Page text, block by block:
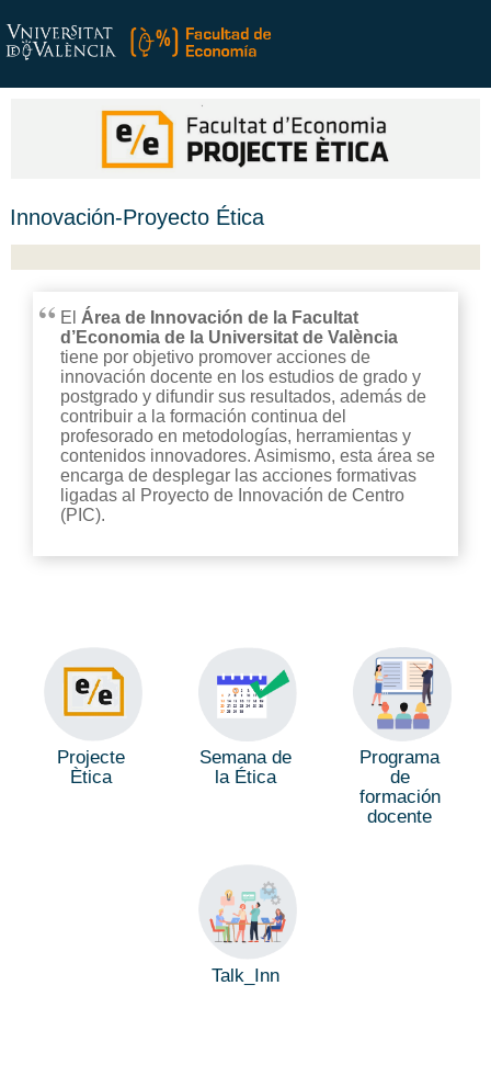
Innovación-Proyecto Ética
El Área de Innovación de la Facultat
d’Economia de la Universitat de València
tiene por objetivo promover acciones de
innovación docente en los estudios de grado y
postgrado y difundir sus resultados, además de
contribuir a la formación continua del
profesorado en metodologías, herramientas y
contenidos innovadores. Asimismo, esta área se
encarga de desplegar las acciones formativas
ligadas al Proyecto de Innovación de Centro
(PIC).
Projecte
Ètica
Semana de
la Ética
Programa
de
formación
docente
Talk_Inn